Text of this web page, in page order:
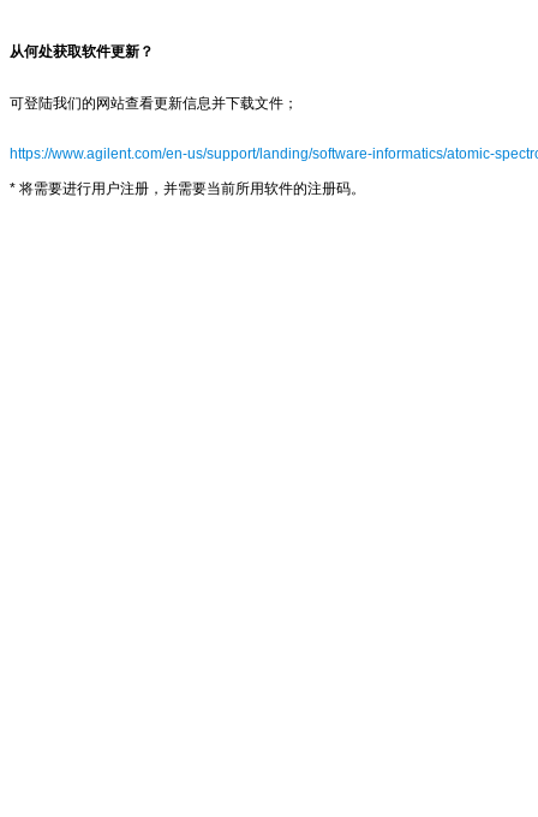
从何处获取软件更新？
可登陆我们的网站查看更新信息并下载文件；
https://www.agilent.com/en-us/support/landing/software-informatics/atomic-
* 将需要进行用户注册，并需要当前所用软件的注册码。